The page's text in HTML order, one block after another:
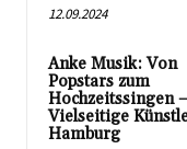
12.09.2024
Anke Musik: Von
Popstars zum
Hochzeitssingen
Vielseitige
Hamburg